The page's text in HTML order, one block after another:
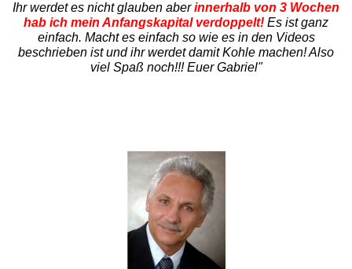
Ihr werdet es nicht glauben aberinnerhalb von 3 Wochen
hab ich mein Anfangskapital verdoppelt! Es ist ganz
einfach. Macht es einfach so wie es in den Videos
beschrieben ist und ihr werdet damit Kohle machen! Also
viel Spaß noch!!! Euer Gabriel"